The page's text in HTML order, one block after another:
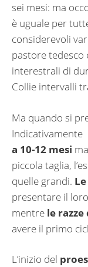
sei mesi: ma
è uguale per
considerevoli
pastore
interestrali di
Collie intervalli
Ma quando si
Indicativamente
a 10-12 mesi
piccola taglia,
quelle grandi.
presentare il
mentre le
avere il primo
L’inizio del